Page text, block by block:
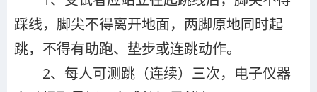
踩线，脚尖不得离开地面，两脚原地同时起
跳，不得有助跑、垫步或连跳动作。
2、每人可测跳（连续）三次，电子仪器